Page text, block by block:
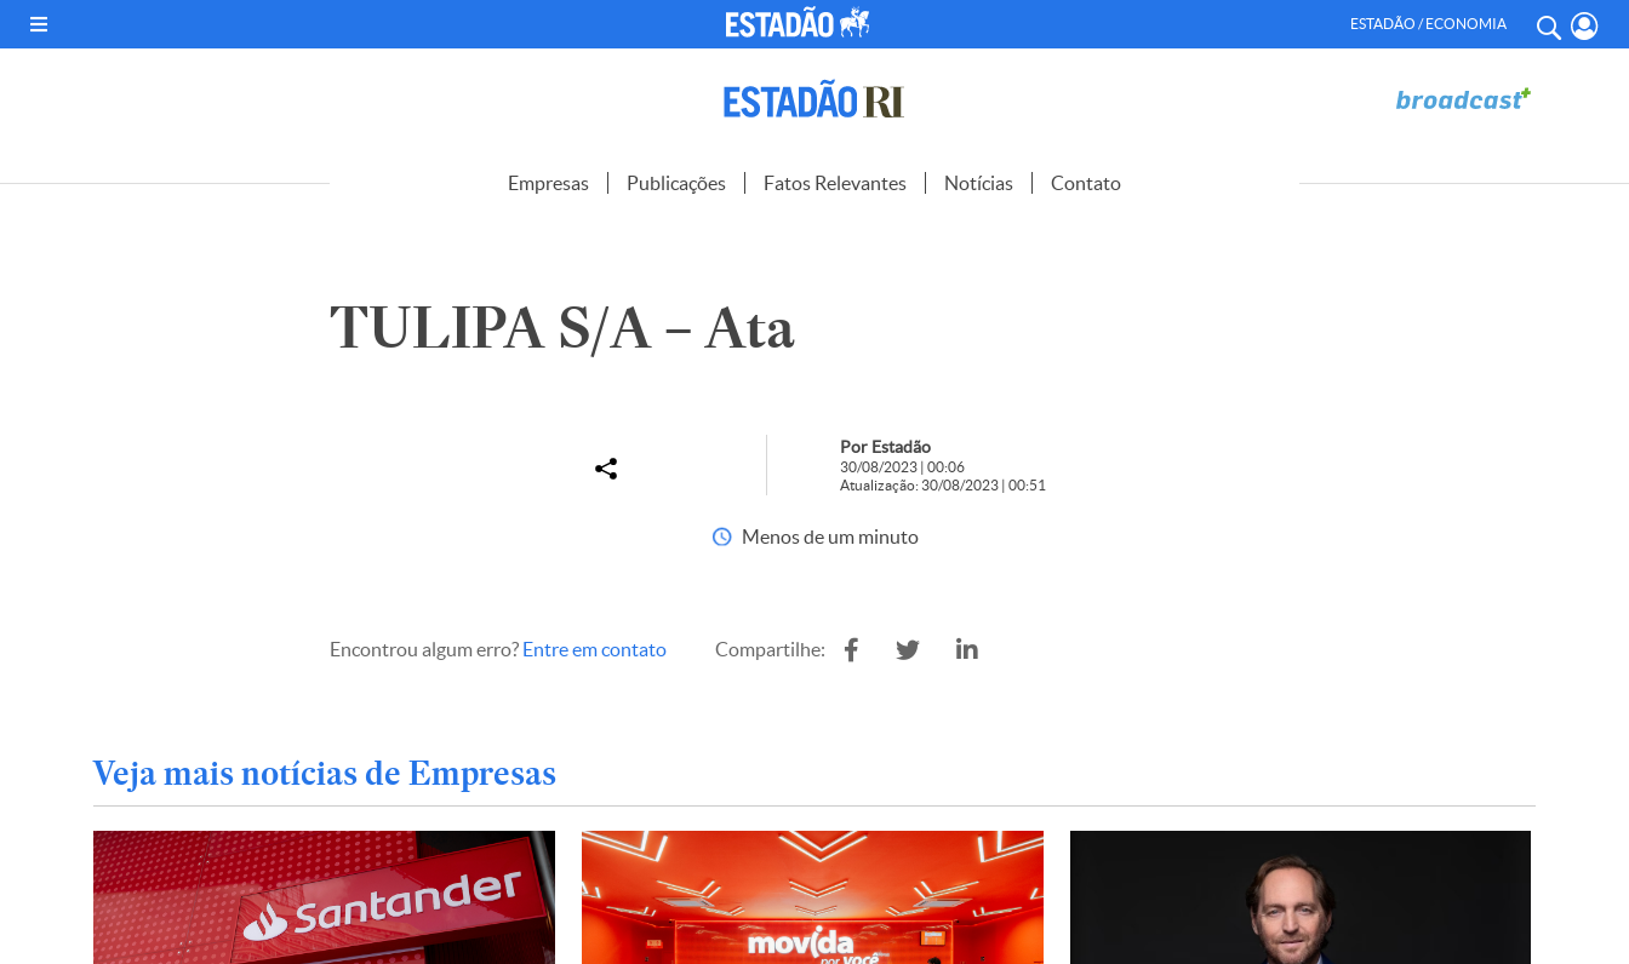
ESTADÃO / ECONOMIA
Empresas Publicações Fatos Relevantes Notícias Contato
TULIPA S/A – Ata
Por Estadão
30/08/2023 | 00:06
Atualização: 30/08/2023 | 00:51
Menos de um minuto
Encontrou algum erro? Entre em contato Compartilhe:
Veja mais notícias de Empresas